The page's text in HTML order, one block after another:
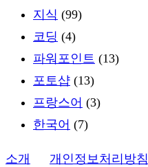
지식 (99)
코딩 (4)
파워포인트 (13)
포토샵 (13)
프랑스어 (3)
한국어 (7)
소개 개인정보처리방침